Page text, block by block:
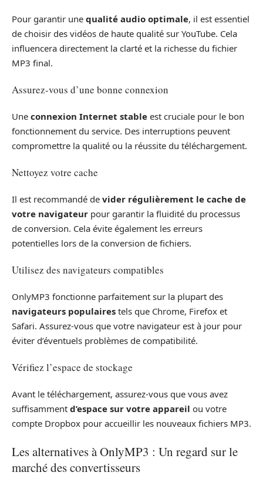
Pour garantir une qualité audio optimale, il est essentiel
de choisir des vidéos de haute qualité sur YouTube. Cela
influencera directement la clarté et la richesse du fichier
MP3 final.
Assurez-vous d’une bonne connexion
Une connexion Internet stable est cruciale pour le bon
fonctionnement du service. Des interruptions peuvent
compromettre la qualité ou la réussite du téléchargement.
Nettoyez votre cache
Il est recommandé de vider régulièrement le cache de
votre navigateur pour garantir la fluidité du processus
de conversion. Cela évite également les erreurs
potentielles lors de la conversion de fichiers.
Utilisez des navigateurs compatibles
OnlyMP3 fonctionne parfaitement sur la plupart des
navigateurs populaires tels que Chrome, Firefox et
Safari. Assurez-vous que votre navigateur est à jour pour
éviter d’éventuels problèmes de compatibilité.
Vérifiez l’espace de stockage
Avant le téléchargement, assurez-vous que vous avez
suffisamment d’espace sur votre appareil ou votre
compte Dropbox pour accueillir les nouveaux fichiers MP3.
Les alternatives à OnlyMP3 : Un regard sur le
marché des convertisseurs